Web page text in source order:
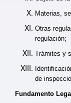
Materias,
Otras
regulación;
Trámites y
de
Fundamento